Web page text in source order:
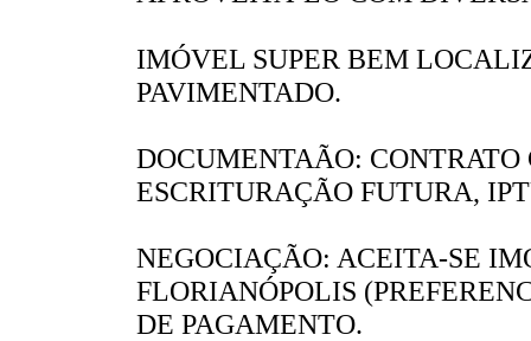
IMÓVEL SUPER BEM
PAVIMENTADO.
DOCUMENTAÃO:
ESCRITURAÇÃO FUTURA,
NEGOCIAÇÃO: ACEITA-SE
FLORIANÓPOLIS
DE PAGAMENTO.